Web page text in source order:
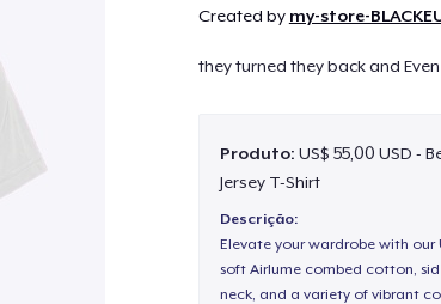
Created by my-store-
they turned they back and
Produto: US$ 55,00 USD -
Jersey T-Shirt
Descrição:
Elevate your wardrobe with our
soft Airlume combed cotton,
neck, and a variety of vibrant